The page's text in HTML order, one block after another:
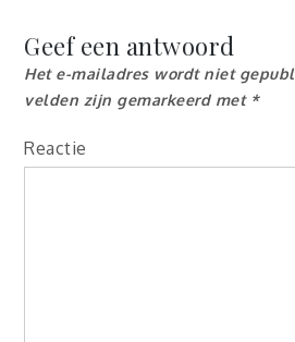
Geef een antwoord
Het e-mailadres wordt niet
velden zijn gemarkeerd met *
Reactie